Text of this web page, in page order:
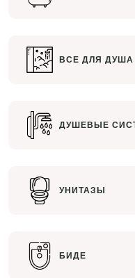
ВСЕ ДЛЯ ДУША
ДУШЕВЫЕ
УНИТАЗЫ
БИДЕ